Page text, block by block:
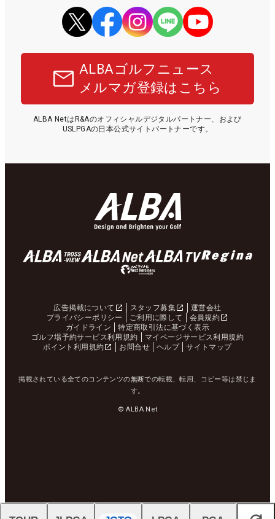
ALBAゴルフニュース
メルマガ登録はこちら
ALBA NetはR&Aのオフィシャルデジタルパートナー、および
USLPGAの日本公式サイトパートナーです。
広告掲載について スタッフ募集
運営会社
プライバシーポリシー
ご利用に際して
会員規約
ガイドライン
特定商取引法に基づく表示
ゴルフ場予約サービス利用規約
マイページサービス利用規約
ポイント利用規約
お問合せ ヘルプ サイトマップ
掲載されている全てのコンテンツの無断での転載、転用、コピー等は禁じま
す。
© ALBA Net